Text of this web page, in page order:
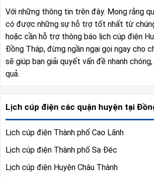
Với những thông tin trên đây. Mong rằng
có được những sự hỗ trợ tốt nhất từ
hoặc cần hỗ trợ thông báo lịch cúp điện
Đồng Tháp, đừng ngần ngại gọi ngay cho
sẽ giúp bạn giải quyết vấn đề nhanh
quả.
Lịch cúp điện các quận huyện tại
Lịch cúp điện Thành phố Cao Lãnh
Lịch cúp điện Thành phố Sa Đéc
Lịch cúp điện Huyện Châu Thành